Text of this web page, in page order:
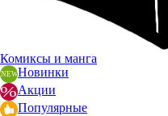
Комиксы и манга
Новинки
Акции
Популярные